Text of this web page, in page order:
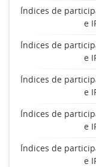
Índices de
e
Índices de
e
Índices de
e
Índices de
e
Índices de
e